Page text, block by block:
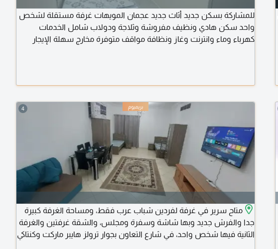
للمشاركة بسكن جديد أثاث جديد عجمان المويهات غرفة مستقلة لشخص
واحد سكن هادي ونظيف مفروشة وثلاجة ودولاب شامل الخدمات
كهرباء وماء وانترنت وغاز ونظافة مواقف متوفرة مخارج سهلة الإيجار
4
متاح سرير في غرفة لفردين شباب عرب فقط، ومساحة الغرفة كبيرة
جدا والفرش جديد وبها شاشة وسفرة ومجلس، والشقة غرفتين والغرفة
الثانية فيها شخص واحد، في شارع التعاون بجوار ترولز هايبر ماركت وكنتاكي